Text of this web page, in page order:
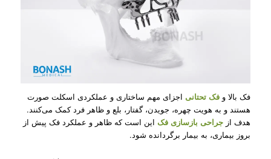
فک بالا و فک تحتانیاجزای مهم ساختاری و عملکردی اسکلت صورت
هستند و به هویت چهره، جویدن، گفتار، بلع و ظاهر فرد کمک می‌کنند.
هدف از جراحی بازسازی فک این است که ظاهر و عملکرد فک پیش از
بروز بیماری، به بیمار برگردانده شود.